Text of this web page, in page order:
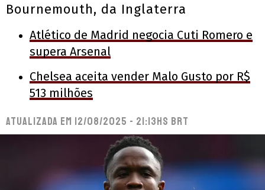
Bournemouth, da Inglaterra
Atlético de Madrid negocia Cuti Romero e
supera Arsenal
Chelsea aceita vender Malo Gusto por R$
513 milhões
Atualizada em 12/08/2025 - 21:13hs BRT